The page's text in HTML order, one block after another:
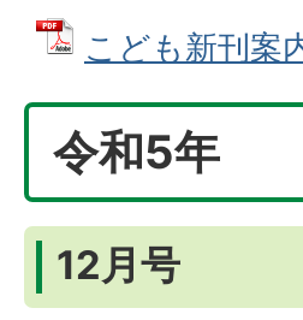
こども新刊案
令和5年
12月号